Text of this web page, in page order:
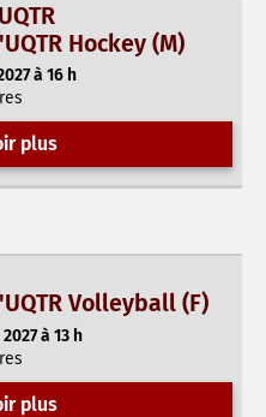
Hockey (M)
à 16 h
plus
Volleyball (F)
à 13 h
plus